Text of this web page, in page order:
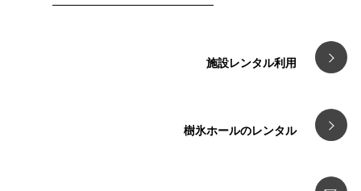
施設レンタル利用
樹氷ホールのレンタル